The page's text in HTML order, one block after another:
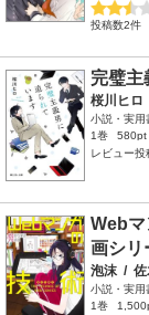
投稿数2件
完璧主
桜川ヒロ
小説・実用
1巻
580pt
レビュー投
Webマ
画シリ
泡沫 /
小説・実用
1巻